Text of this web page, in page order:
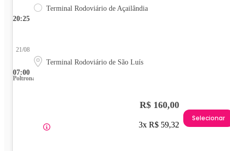
20:25
Terminal Rodoviário de Açailândia
07:00
21/08
Terminal Rodoviário de São Luís
Poltrona
R$ 160,00
3x R$ 59,32
Selecionar